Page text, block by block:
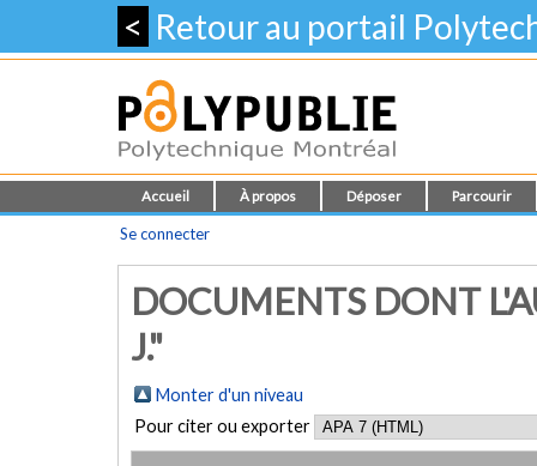
< Retour au portail
Accueil À propos Déposer Parcourir
Se connecter
DOCUMENTS DONT
J."
Monter d'un niveau
Pour citer ou exporter